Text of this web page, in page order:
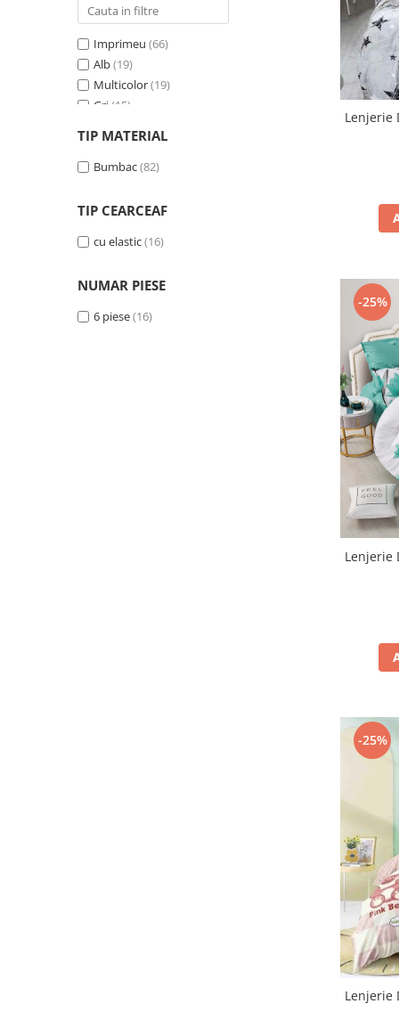
Lenjerii Damasc Egiptean King Size
Lenjerii De Pat, Finet Premium, 1
Lenjerii De Pat Damasc 1 Persoana
Imprimeu (66)
Alb(19)
Multicolor(19)
Gri (15)
Verde (10)
Roz(9)
Turcoaz (4)
Galben (3)
Portocaliu(2)
Bej
TIP MATERIAL
Bumbac(82)
TIP CEARCEAF
cu elastic(16)
NUMAR PIESE
6 piese(16)
Lenjerie
-25%
Lenjerie
-25%
Lenjerie